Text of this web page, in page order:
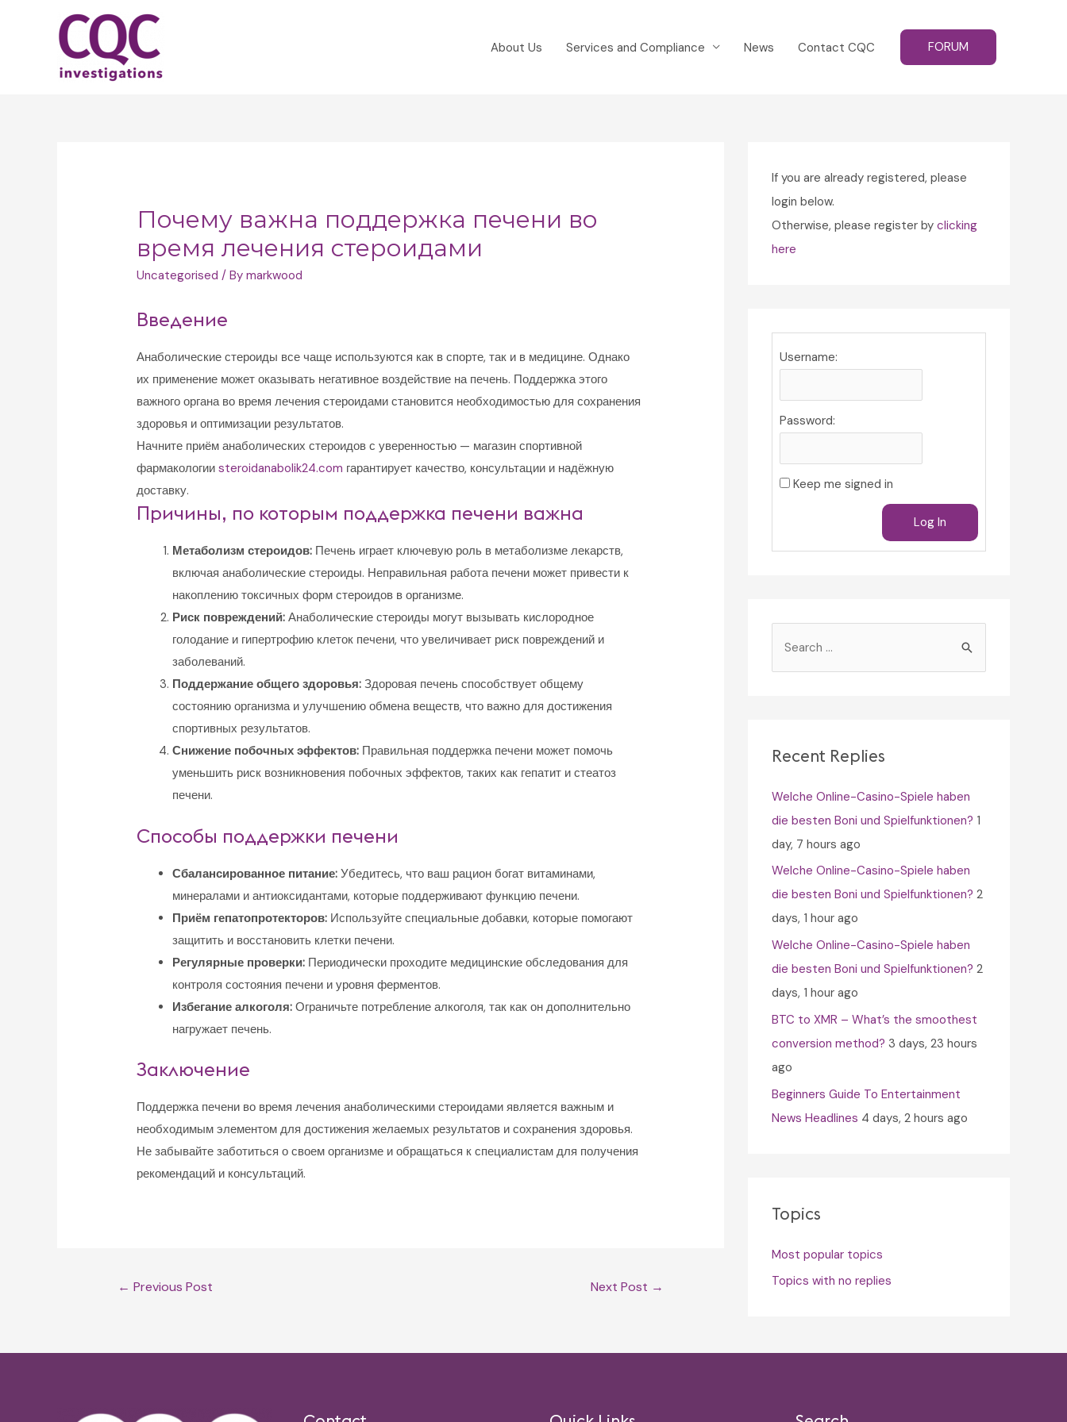
About Us Services and Compliance News Contact CQC FORUM
Почему важна поддержка печени во
время лечения стероидами
Uncategorised / Bymarkwood
Введение
Анаболические стероиды все чаще используются как в спорте, так и в медицине. Однако
их применение может оказывать негативное воздействие на печень. Поддержка этого
важного органа во время лечения стероидами становится необходимостью для сохранения
здоровья и оптимизации результатов.
Начните приём анаболических стероидов с уверенностью — магазин спортивной
фармакологииsteroidanabolik24.com гарантирует качество, консультации и надёжную
доставку.
Причины, по которым поддержка печени важна
Метаболизм стероидов: Печень играет ключевую роль в метаболизме лекарств,
включая анаболические стероиды. Неправильная работа печени может привести к
накоплению токсичных форм стероидов в организме.
Риск повреждений: Анаболические стероиды могут вызывать кислородное
голодание и гипертрофию клеток печени, что увеличивает риск повреждений и
заболеваний.
Поддержание общего здоровья: Здоровая печень способствует общему
состоянию организма и улучшению обмена веществ, что важно для достижения
спортивных результатов.
Снижение побочных эффектов: Правильная поддержка печени может помочь
уменьшить риск возникновения побочных эффектов, таких как гепатит и стеатоз
печени.
Способы поддержки печени
Сбалансированное питание: Убедитесь, что ваш рацион богат витаминами,
минералами и антиоксидантами, которые поддерживают функцию печени.
Приём гепатопротекторов: Используйте специальные добавки, которые помогают
защитить и восстановить клетки печени.
Регулярные проверки: Периодически проходите медицинские обследования для
контроля состояния печени и уровня ферментов.
Избегание алкоголя: Ограничьте потребление алкоголя, так как он дополнительно
нагружает печень.
Заключение
Поддержка печени во время лечения анаболическими стероидами является важным и
необходимым элементом для достижения желаемых результатов и сохранения здоровья.
Не забывайте заботиться о своем организме и обращаться к специалистам для получения
рекомендаций и консультаций.
← Previous Post Next Post →
If you are already registered, please
login below.
Otherwise, please register by clicking
here
Username:
Password:
Keep me signed in
Log In
h
o
r
:
Recent Replies
Welche Online-Casino-Spiele haben
die besten Boni und Spielfunktionen? 1
day, 7 hours ago
Welche Online-Casino-Spiele haben
die besten Boni und Spielfunktionen? 2
days, 1 hour ago
Welche Online-Casino-Spiele haben
die besten Boni und Spielfunktionen? 2
days, 1 hour ago
BTC to XMR – What’s the smoothest
conversion method? 3 days, 23 hours
ago
Beginners Guide To Entertainment
News Headlines 4 days, 2 hours ago
Topics
Most popular topics
Topics with no replies